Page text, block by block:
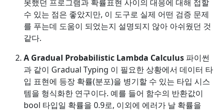
못했던 프로그램과 확률표현 사이의 대응에 대해 접할
수 있는 점은 좋았지만, 이 도구로 실제 어떤 검증 문제
를 푸는데 도움이 되었는지 설명되지 않아 아쉬웠던 것
같다.
A Gradual Probabilistic Lambda Calculus 파이썬
과 같이 Gradual Typing 이 필요한 상황에서 데이터 타
입 표현에 등장 확률(분포)을 병기할 수 있는 타입 시스
템을 형식화한 연구이다. 예를 들어 함수의 반환값이
bool 타입일 확률을 0.9로, 이외에 에러가 날 확률을